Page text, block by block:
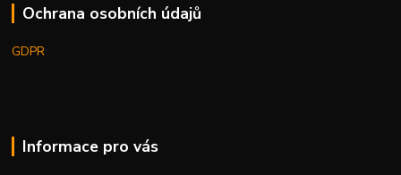
Ochrana osobních údajů
GDPR
Informace pro vás